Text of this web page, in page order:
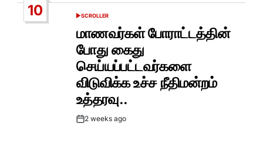
10
POSTED
SCROLLER
மாணவர்கள் போராட்டத்தின்
போது கைது
செய்யப்பட்டவர்களை
விடுவிக்க உச்ச நீதிமன்றம்
உத்தரவு..
Post2 weeks ago